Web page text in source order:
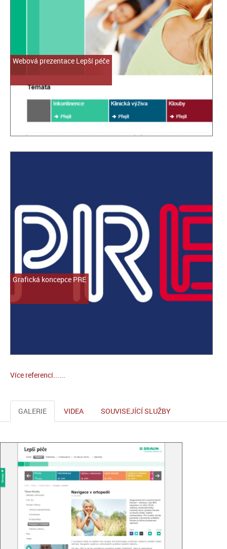
Webová prezentace Lepší péče
Grafická koncepce PRE
Více referencí......
GALERIE VIDEA SOUVISEJÍCÍ SLUŽBY